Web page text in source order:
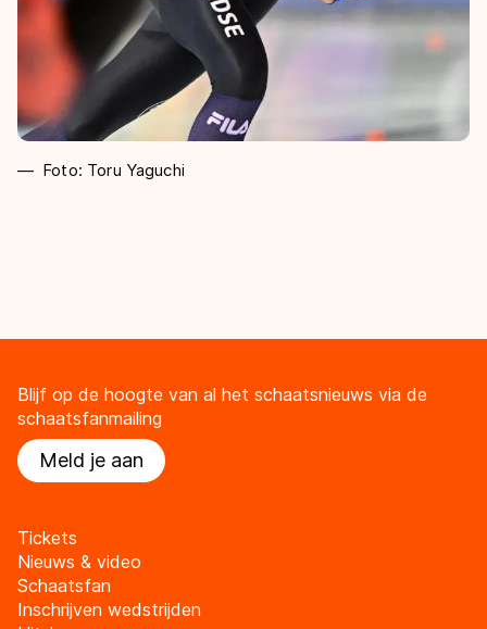
Foto: Toru Yaguchi
Blijf op de hoogte van al het schaatsnieuws via de
schaatsfanmailing
Meld je aan
Tickets
Nieuws & video
Schaatsfan
Inschrijven wedstrijden